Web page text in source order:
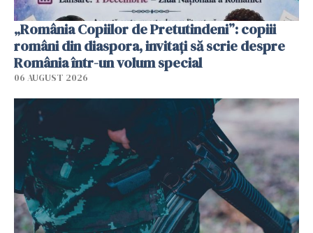
„România Copiilor de Pretutindeni”: copiii
români din diaspora, invitați să scrie despre
România într-un volum special
06 AUGUST 2026